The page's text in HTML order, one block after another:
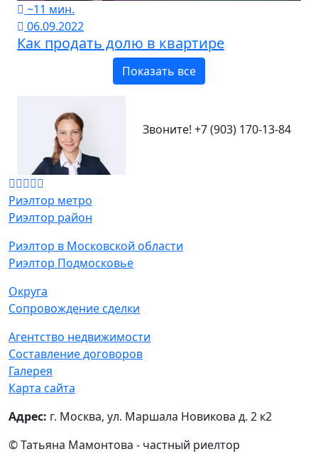
~11 мин.
06.09.2022
Как продать долю в квартире
Показать все
Звоните! +7 (903) 170-13-84
Риэлтор метро
Риэлтор район
Риэлтор в Московской области
Риэлтор Подмосковье
Округа
Сопровождение сделки
Агентство недвижимости
Составление договоров
Галерея
Карта сайта
Адрес: г. Москва, ул. Маршала Новикова д. 2 к2
© Татьяна Мамонтова - частный риелтор